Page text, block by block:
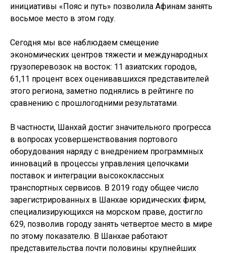
инициативы «Пояс и путь» позволила Афинам занять
восьмое место в этом году.
Сегодня мы все наблюдаем смещение
экономических центров тяжести и международных
грузоперевозок на восток: 11 азиатских городов,
61,11 процент всех оценивавшихся представителей
этого региона, заметно поднялись в рейтинге по
сравнению с прошлогодними результатами.
В частности, Шанхай достиг значительного прогресса
в вопросах усовершенствования портового
оборудования наряду с внедрением программных
инноваций в процессы управления цепочками
поставок и интеграции высококлассных
транспортных сервисов. В 2019 году общее число
зарегистрированных в Шанхае юридических фирм,
специализирующихся на морском праве, достигло
629, позволив городу занять четвертое место в мире
по этому показателю. В Шанхае работают
представительства почти половины крупнейших